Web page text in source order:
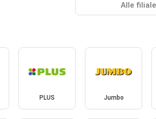
Alle
PLUS Jumbo